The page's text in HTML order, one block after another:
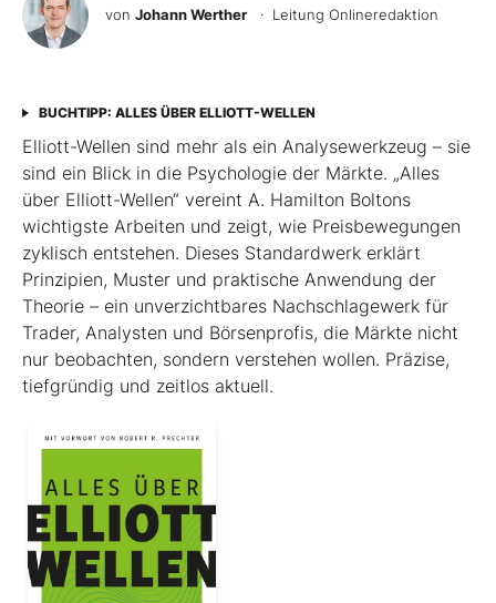
von Johann Werther · Leitung Onlineredaktion
BUCHTIPP: ALLES ÜBER ELLIOTT-WELLEN
Elliott-Wellen sind mehr als ein Analysewerkzeug – sie
sind ein Blick in die Psychologie der Märkte. „Alles
über Elliott-Wellen“ vereint A. Hamilton Boltons
wichtigste Arbeiten und zeigt, wie Preisbewegungen
zyklisch entstehen. Dieses Standardwerk erklärt
Prinzipien, Muster und praktische Anwendung der
Theorie – ein unverzichtbares Nachschlagewerk für
Trader, Analysten und Börsenprofis, die Märkte nicht
nur beobachten, sondern verstehen wollen. Präzise,
tiefgründig und zeitlos aktuell.